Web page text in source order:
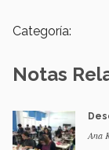
Categoría:
Notas
Ana